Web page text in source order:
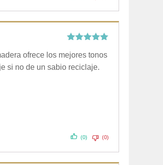
con5de 5
ofrece los mejores tonos
si no de un sabio reciclaje.
(0) (0)